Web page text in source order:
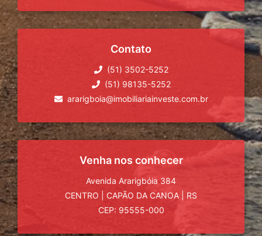
Contato
(51) 3502-5252
(51) 98135-5252
ararigboia@imobiliariainveste.com.br
Venha nos conhecer
Avenida Ararigbóia 384
CENTRO
CAPÃO DA CANOA
RS
CEP: 95555-000